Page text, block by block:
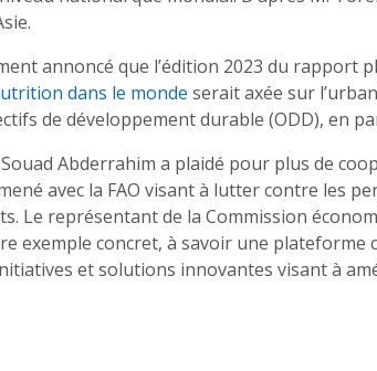
annoncé que l’édition 2023 du rapport
dans le monde serait axée sur
de développement durable (ODD), en
Abderrahim a plaidé pour plus de
avec la FAO visant à lutter contre les
Le représentant de la Commission
exemple concret, à savoir une plateforme
et solutions innovantes visant à